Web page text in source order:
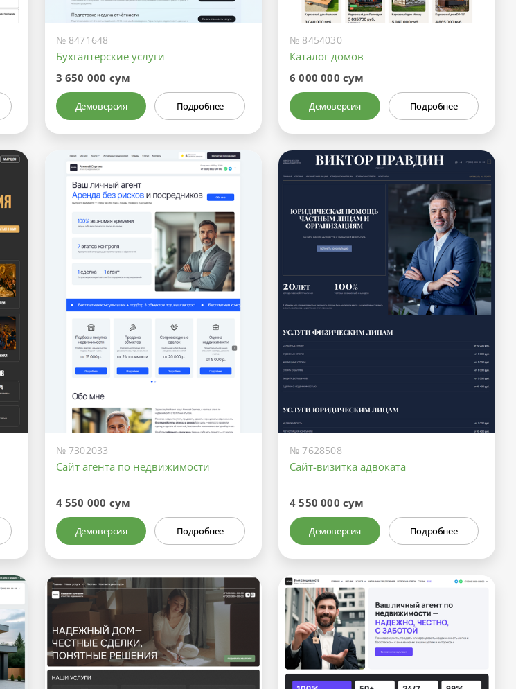
№ 8471648
Бухгалтерские услуги
3 650 000 сум
Демоверсия Подробнее
№ 8454030
Каталог домов
6 000 000 сум
Демоверсия Подробнее
№ 7302033
Сайт агента по недвижимости
4 550 000 сум
Демоверсия Подробнее
№ 7628508
Сайт-визитка адвоката
4 550 000 сум
Демоверсия Подробнее